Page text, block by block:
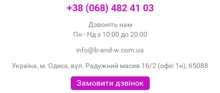
+38 (068) 482 41 03
Дзвоніть нам
Пн - Нд з 10:00 до 20:00
info@b-and-w.com.ua
Україна, м. Одеса, вул. Радужний масив 16/2 (офіс 1н), 65088
Замовити дзвінок